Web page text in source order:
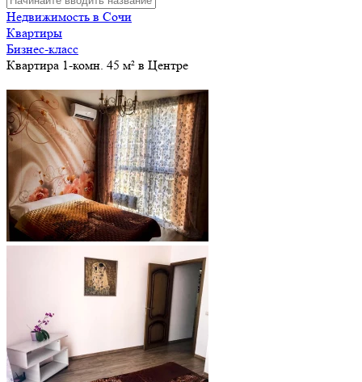
Недвижимость в Сочи
Квартиры
Бизнес-класс
Квартира 1-комн. 45 м² в Центре